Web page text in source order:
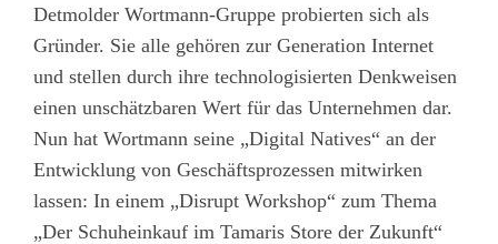
Detmolder Wortmann-Gruppe probierten sich als
Gründer. Sie alle gehören zur Generation Internet
und stellen durch ihre technologisierten Denkweisen
einen unschätzbaren Wert für das Unternehmen dar.
Nun hat Wortmann seine „Digital Natives“ an der
Entwicklung von Geschäftsprozessen mitwirken
lassen: In einem „Disrupt Workshop“ zum Thema
„Der Schuheinkauf im Tamaris Store der Zukunft“